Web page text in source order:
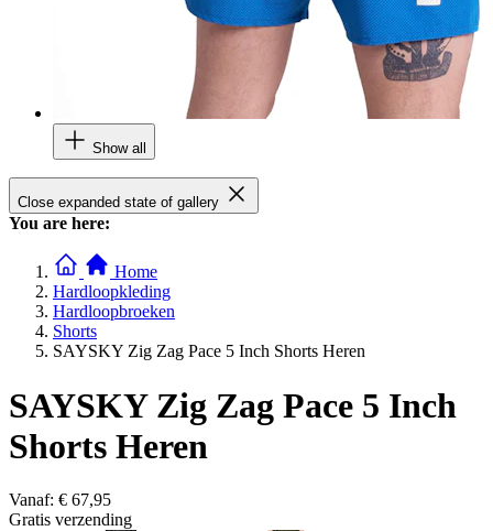
Show all
Close expanded state of gallery
You are here:
Home
Hardloopkleding
Hardloopbroeken
Shorts
SAYSKY Zig Zag Pace 5 Inch Shorts Heren
SAYSKY Zig Zag Pace 5 Inch
Shorts Heren
Vanaf: € 67,95
Gratis verzending